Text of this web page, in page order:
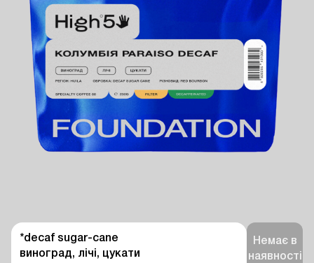
*decaf sugar-cane
виноград, лічі, цукати
Немає в
наявності